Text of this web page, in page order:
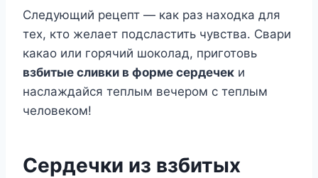
Следующий рецепт — как раз находка для
тех, кто желает подсластить чувства. Свари
какао или горячий шоколад, приготовь
взбитые сливки в форме сердечек и
наслаждайся теплым вечером с теплым
человеком!
Сердечки из взбитых